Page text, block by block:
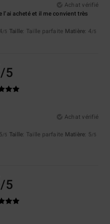
Achat vérifié
acheté et il me convient très
/5 Taille: Taille parfaite Matière: 4/5
/5
Achat vérifié
/5 Taille: Taille parfaite Matière: 5/5
/5